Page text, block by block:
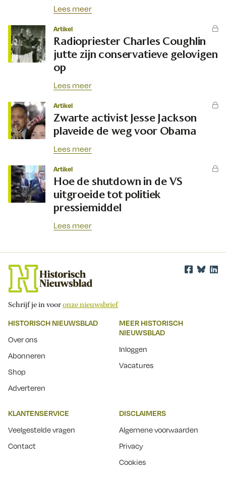
Lees meer
Artikel
Radiopriester Charles Coughlin
jutte zijn conservatieve gelovigen
op
Lees meer
Artikel
Zwarte activist Jesse Jackson
plaveide de weg voor Obama
Lees meer
Artikel
Hoe de shutdown in de VS
uitgroeide tot politiek
pressiemiddel
Lees meer
Schrijf je in vooronze nieuwsbrief
HISTORISCH NIEUWSBLAD
Over ons
Abonneren
Shop
Adverteren
MEER HISTORISCH
NIEUWSBLAD
Inloggen
Vacatures
KLANTENSERVICE
Veelgestelde vragen
Contact
DISCLAIMERS
Algemene voorwaarden
Privacy
Cookies